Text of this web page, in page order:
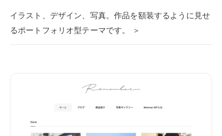
イラスト、デザイン、写真。作品を額装するように見せ
るポートフォリオ型テーマです。 ＞